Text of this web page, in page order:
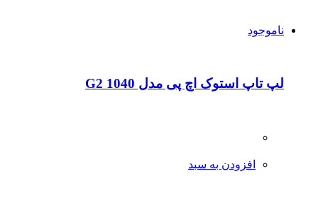
ناموجود
لپ تاپ استوک اچ پی مدل 1040 G2
افزودن به سبد